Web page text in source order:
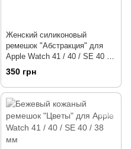
Женский силиконовый
ремешок "Абстракция" для
Apple Watch 41 / 40 / SE 40 /
38 мм
350 грн